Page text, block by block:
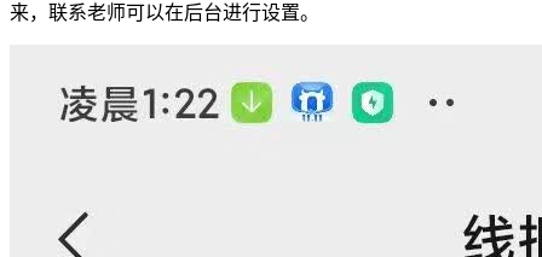
来，联系老师可以在后台进行设置。